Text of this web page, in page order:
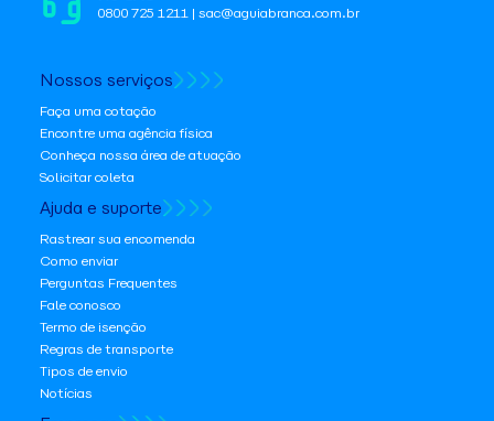
0800 725 1211 | sac@aguiabranca.com.br
Nossos serviços
Faça uma cotação
Encontre uma agência física
Conheça nossa área de atuação
Solicitar coleta
Ajuda e suporte
Rastrear sua encomenda
Como enviar
Perguntas Frequentes
Fale conosco
Termo de isenção
Regras de transporte
Tipos de envio
Notícias